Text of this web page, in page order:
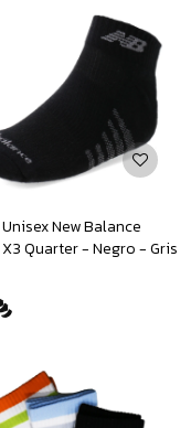
New Balance
Quarter - Negro - Gris